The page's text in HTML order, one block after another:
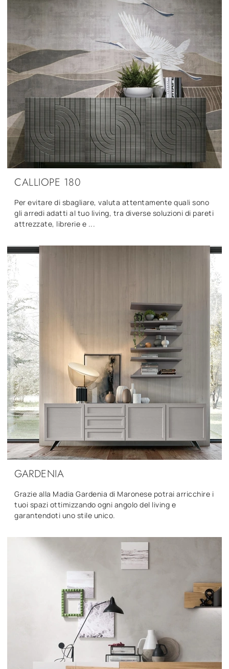
CALLIOPE 180
Per evitare di sbagliare, valuta attentamente quali sono
gli arredi adatti al tuo living, tra diverse soluzioni di pareti
attrezzate, librerie e ...
GARDENIA
Grazie alla Madia Gardenia di Maronese potrai arricchire i
tuoi spazi ottimizzando ogni angolo del living e
garantendoti uno stile unico.